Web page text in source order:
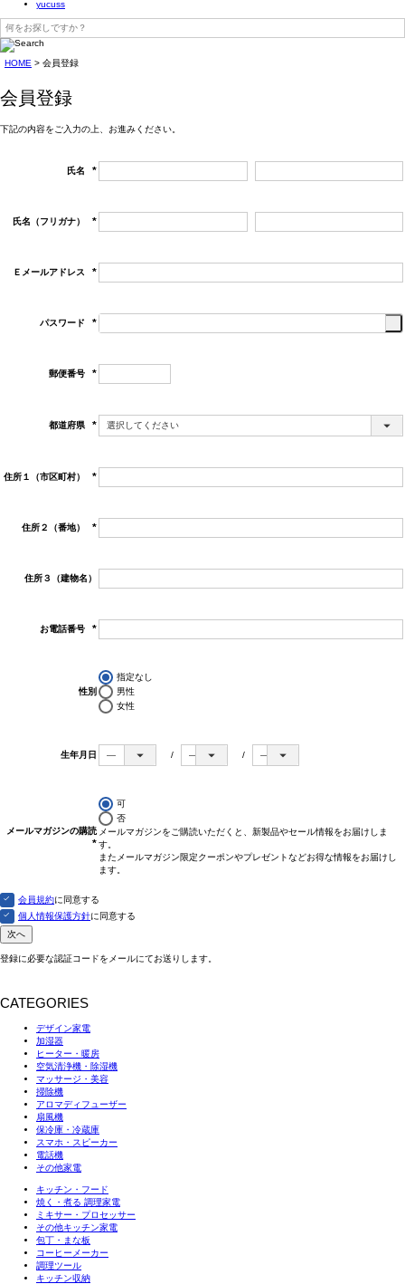
yucuss
HOME 会員登録
会員登録
下記の内容をご入力の上、お進みください。
氏名
(必
氏名（フリガナ）
(必
Ｅメールアドレス
(必
パスワード
郵便番号
(必
都道府県
(必
住所１（市区町村）
(必
住所２（番地）
(必
住所３（建物名）
お電話番号
(必
性別
指定なし
男性
女性
生年月日
メールマガジンの購読
可
否
メールマガジンをご購読いただくと、新製品やセール情報をお届けしま
す。
またメールマガジン限定クーポンやプレゼントなどお得な情報をお届けし
ます。
会員規約に同意する
個人情報保護方針に同意する
次へ
登録に必要な認証コードをメールにてお送りします。
CATEGORIES
デザイン家電
加湿器
ヒーター・暖房
空気清浄機・除湿機
マッサージ・美容
掃除機
アロマディフューザー
扇風機
保冷庫・冷蔵庫
スマホ・スピーカー
電話機
その他家電
キッチン・フード
焼く・煮る 調理家電
ミキサー・プロセッサー
その他キッチン家電
包丁・まな板
コーヒーメーカー
調理ツール
キッチン収納